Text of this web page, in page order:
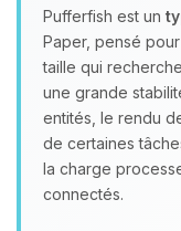
Pufferfish est un
Paper, pensé
taille qui
une grande
entités, le rendu
de certaines
la charge
connectés.
parler !
tu as
petits
10/08/